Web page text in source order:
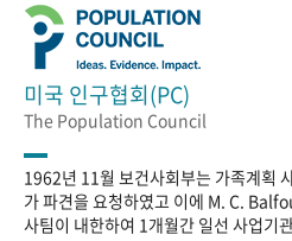
미국 인구협회(PC)
The Population Council
1962년 11월 보건사회부는 가족계획
가 파견을 요청하였고 이에 M. C.
사팀이 내한하여 1개월간 일선 사업기